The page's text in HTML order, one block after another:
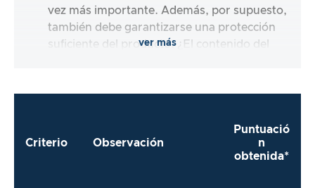
vez más importante. Además, por supuesto,
también debe garantizarse una protección
suficiente del producto. ¿El contenido del
ver más
Criterio Observación
Puntuació
n
obtenida*